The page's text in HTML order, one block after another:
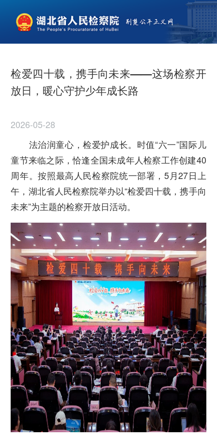
检爱四十载，携手向未来——这场检察开
放日，暖心守护少年成长路
2026-05-28
法治润童心，检爱护成长。时值“六一”国际儿
童节来临之际，恰逢全国未成年人检察工作创建40
周年。按照最高人民检察院统一部署，5月27日上
午，湖北省人民检察院举办以“检爱四十载，携手向
未来”为主题的检察开放日活动。